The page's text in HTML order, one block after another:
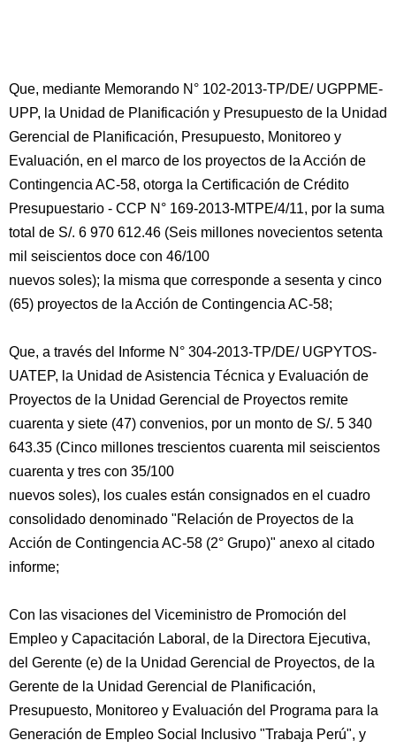
Que, mediante Memorando N° 102-2013-TP/DE/ UGPPME-
UPP, la Unidad de Planificación y Presupuesto de la Unidad
Gerencial de Planificación, Presupuesto, Monitoreo y
Evaluación, en el marco de los proyectos de la Acción de
Contingencia AC-58, otorga la Certificación de Crédito
Presupuestario - CCP N° 169-2013-MTPE/4/11, por la suma
total de S/. 6 970 612.46 (Seis millones novecientos setenta
mil seiscientos doce con 46/100
nuevos soles); la misma que corresponde a sesenta y cinco
(65) proyectos de la Acción de Contingencia AC-58;
Que, a través del Informe N° 304-2013-TP/DE/ UGPYTOS-
UATEP, la Unidad de Asistencia Técnica y Evaluación de
Proyectos de la Unidad Gerencial de Proyectos remite
cuarenta y siete (47) convenios, por un monto de S/. 5 340
643.35 (Cinco millones trescientos cuarenta mil seiscientos
cuarenta y tres con 35/100
nuevos soles), los cuales están consignados en el cuadro
consolidado denominado "Relación de Proyectos de la
Acción de Contingencia AC-58 (2° Grupo)" anexo al citado
informe;
Con las visaciones del Viceministro de Promoción del
Empleo y Capacitación Laboral, de la Directora Ejecutiva,
del Gerente (e) de la Unidad Gerencial de Proyectos, de la
Gerente de la Unidad Gerencial de Planificación,
Presupuesto, Monitoreo y Evaluación del Programa para la
Generación de Empleo Social Inclusivo "Trabaja Perú", y